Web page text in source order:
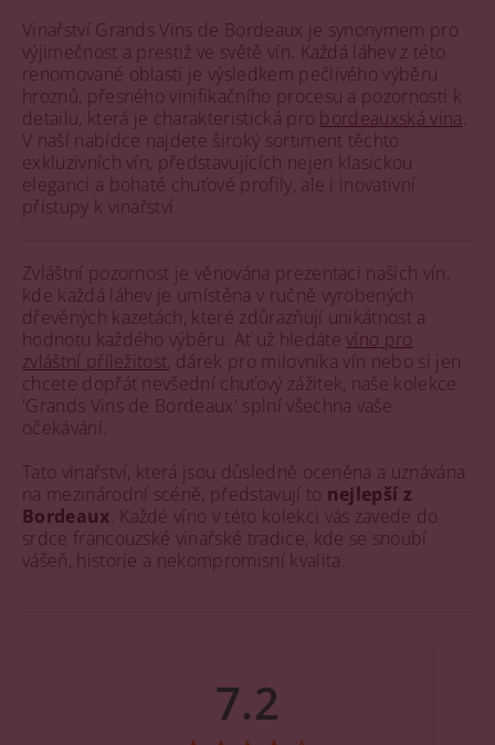
Vinařství Grands Vins de Bordeaux je synonymem pro
výjimečnost a prestiž ve světě vín. Každá láhev z této
renomované oblasti je výsledkem pečlivého výběru
hroznů, přesného vinifikačního procesu a pozornosti k
detailu, která je charakteristická pro bordeauxská vína
V naší nabídce najdete široký sortiment těchto
exkluzivních vín, představujících nejen klasickou
eleganci a bohaté chuťové profily, ale i inovativní
přístupy k vinařství.
Zvláštní pozornost je věnována prezentaci našich vín,
kde každá láhev je umístěna v ručně vyrobených
dřevěných kazetách, které zdůrazňují unikátnost a
hodnotu každého výběru. Ať už hledátevíno pro
zvláštní příležitost, dárek pro milovníka vín nebo si jen
chcete dopřát nevšední chuťový zážitek, naše kolekce
'Grands Vins de Bordeaux' splní všechna vaše
očekávání.
Tato vinařství, která jsou důsledně oceněna a uznávána
na mezinárodní scéně, představují to nejlepší z
Bordeaux . Každé víno v této kolekci vás zavede do
srdce francouzské vinařské tradice, kde se snoubí
vášeň, historie a nekompromisní kvalita.
7.2